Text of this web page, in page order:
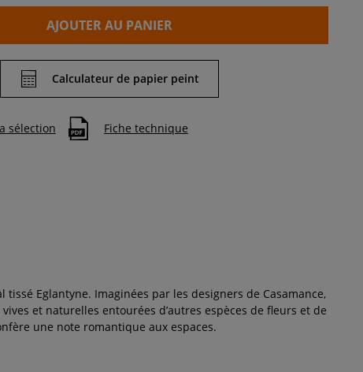
AJOUTER AU PANIER
Calculateur de papier peint
sélection Fiche technique
Eglantyne. Imaginées par les designers de Casamance,
et naturelles entourées d’autres espèces de fleurs et de
une note romantique aux espaces.